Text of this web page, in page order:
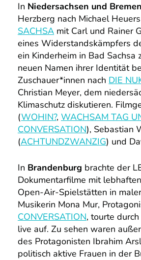
In Niedersachsen und Bremen
Herzberg nach Michael Heuers
SACHSA mit Carl und Rainer
eines Widerstandskämpfers
ein Kinderheim in Bad
neuen Namen ihrer Identität
Zuschauer*innen nach DIE
Christian Meyer, dem
Klimaschutz diskutieren.
(WOHIN?, WACHSAM TAG
CONVERSATION), Sebastian
(ACHTUNDZWANZIG) und
In Brandenburg brachte der
Dokumentarfilme mit
Open-Air-Spielstätten in
Musikerin Mona Mur,
CONVERSATION, tourte
live auf. Zu sehen waren
des Protagonisten Ibrahim
politisch aktive Frauen in der